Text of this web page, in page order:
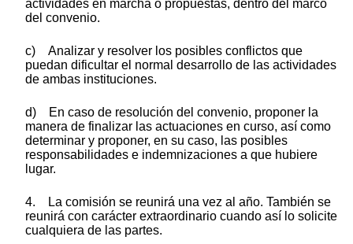
actividades en marcha o propuestas, dentro del marco
del convenio.
c) Analizar y resolver los posibles conflictos que
puedan dificultar el normal desarrollo de las actividades
de ambas instituciones.
d) En caso de resolución del convenio, proponer la
manera de finalizar las actuaciones en curso, así como
determinar y proponer, en su caso, las posibles
responsabilidades e indemnizaciones a que hubiere
lugar.
4. La comisión se reunirá una vez al año. También se
reunirá con carácter extraordinario cuando así lo solicite
cualquiera de las partes.